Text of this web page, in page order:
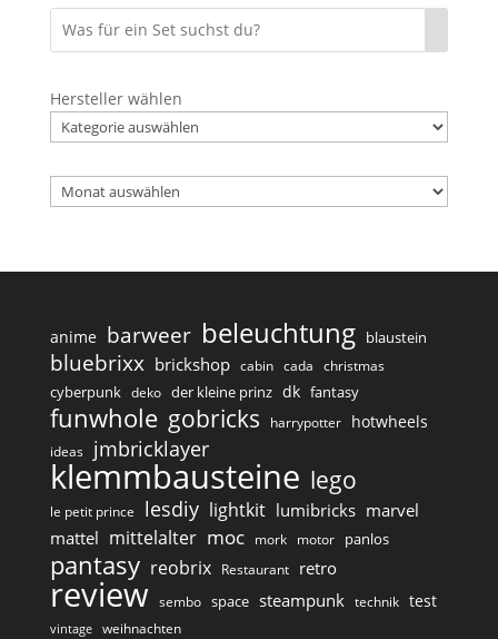
Hersteller wählen
Archiv
anime barweer beleuchtung blaustein
bluebrixx brickshop cabin cada christmas
cyberpunk deko der kleine prinz dk fantasy
funwhole gobricks harrypotter hotwheels
ideas jmbricklayer
klemmbausteine lego
le petit prince lesdiy lightkit lumibricks marvel
mattel mittelalter moc mork motor panlos
pantasy reobrix Restaurant retro
review sembo space steampunk technik test
vintage weihnachten